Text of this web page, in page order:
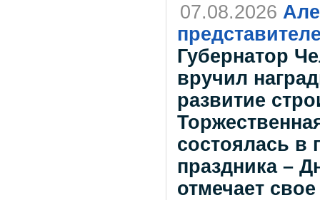
07.08.2026
Губернатор
вручил
развитие
состоялась в
праздника –
отмечает